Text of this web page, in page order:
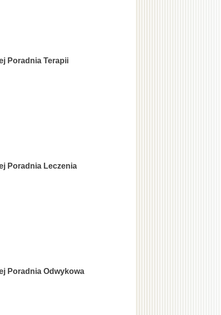
Poradnia Terapii
Poradnia Leczenia
Poradnia Odwykowa